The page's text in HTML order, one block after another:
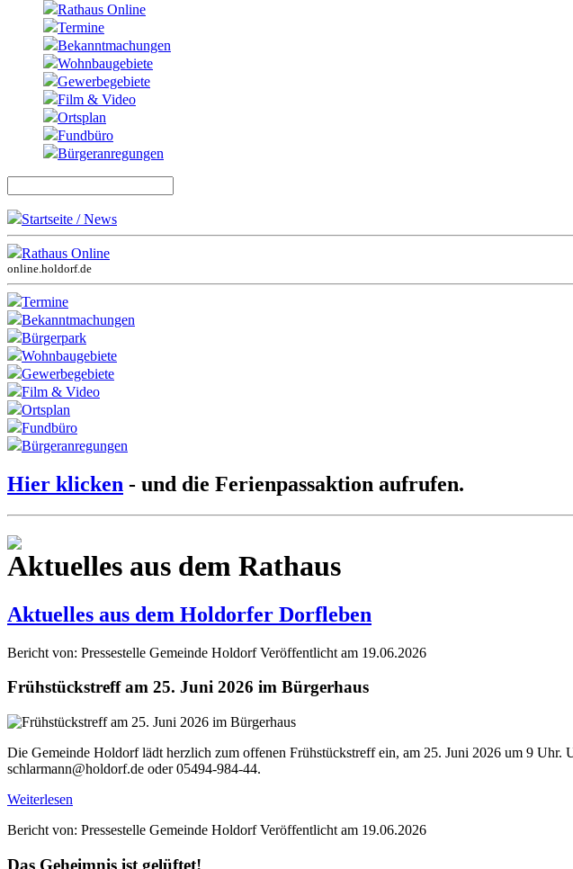
Rathaus Online
Termine
Bekanntmachungen
Wohnbaugebiete
Gewerbegebiete
Film & Video
Ortsplan
Fundbüro
Bürgeranregungen
Startseite / News
Rathaus Online
online.holdorf.de
Termine
Bekanntmachungen
Bürgerpark
Wohnbaugebiete
Gewerbegebiete
Film & Video
Ortsplan
Fundbüro
Bürgeranregungen
Hier klicken - und die Ferienpassaktion aufrufen.
Aktuelles aus dem Rathaus
Aktuelles aus dem Holdorfer Dorfleben
Bericht von: Pressestelle Gemeinde Holdorf Veröffentlicht am 19.06.2026
Frühstückstreff am 25. Juni 2026 im Bürgerhaus
Die Gemeinde Holdorf lädt herzlich zum offenen Frühstückstreff ein, am 25. Juni 2026 um 9
schlarmann@holdorf.de oder 05494-984-44.
Weiterlesen
Bericht von: Pressestelle Gemeinde Holdorf Veröffentlicht am 19.06.2026
Das Geheimnis ist gelüftet!